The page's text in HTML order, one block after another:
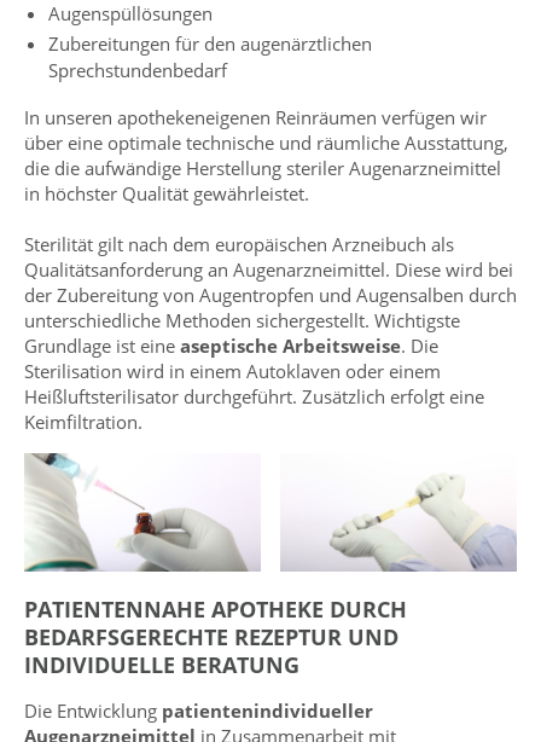
Augenspüllösungen
Zubereitungen für den augenärztlichen
Sprechstundenbedarf
In unseren apothekeneigenen Reinräumen verfügen wir
über eine optimale technische und räumliche Ausstattung,
die die aufwändige Herstellung steriler Augenarzneimittel
in höchster Qualität gewährleistet.
Sterilität gilt nach dem europäischen Arzneibuch als
Qualitätsanforderung an Augenarzneimittel. Diese wird bei
der Zubereitung von Augentropfen und Augensalben durch
unterschiedliche Methoden sichergestellt. Wichtigste
Grundlage ist eine aseptische Arbeitsweise. Die
Sterilisation wird in einem Autoklaven oder einem
Heißluftsterilisator durchgeführt. Zusätzlich erfolgt eine
Keimfiltration.
PATIENTENNAHE APOTHEKE DURCH
BEDARFSGERECHTE REZEPTUR UND
INDIVIDUELLE BERATUNG
Die Entwicklung patientenindividueller
Augenarzneimittel in Zusammenarbeit mit